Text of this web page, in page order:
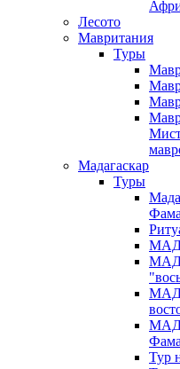
Лесото
Мавритания
Туры
Мадагаскар
Туры
Тур